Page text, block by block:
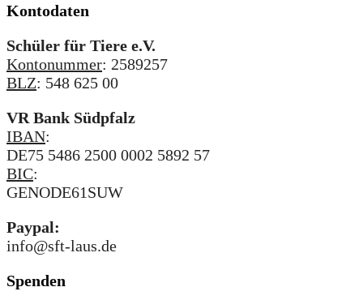
Kontodaten
Schüler für Tiere e.V.
Kontonummer: 2589257
BLZ: 548 625 00
VR Bank Südpfalz
IBAN:
DE75 5486 2500 0002 5892 57
BIC:
GENODE61SUW
Paypal:
info@sft-laus.de
Spenden